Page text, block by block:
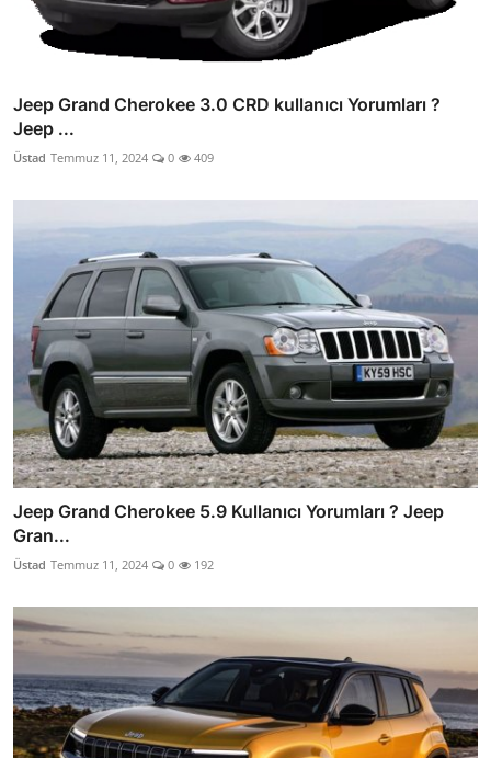
Jeep Grand Cherokee 3.0 CRD kullanıcı Yorumları ?
Jeep ...
Üstad Temmuz 11, 2024 0 409
Jeep Grand Cherokee 5.9 Kullanıcı Yorumları ? Jeep
Gran...
Üstad Temmuz 11, 2024 0 192